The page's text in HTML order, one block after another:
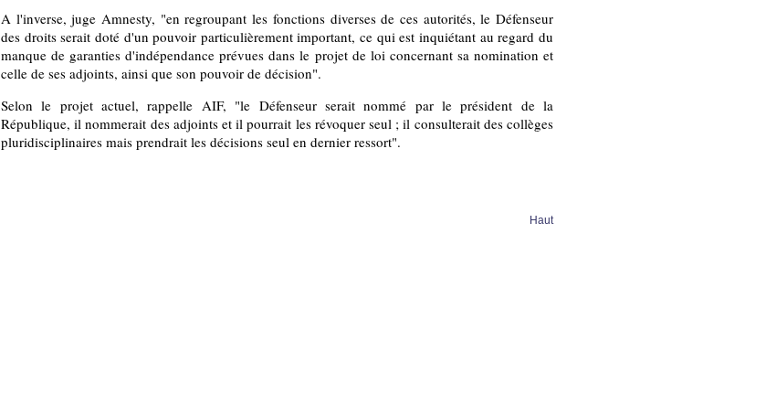
A l'inverse, juge Amnesty, "en regroupant les fonctions diverses de ces autorités, le Défenseur
des droits serait doté d'un pouvoir particulièrement important, ce qui est inquiétant au regard du
manque de garanties d'indépendance prévues dans le projet de loi concernant sa nomination et
celle de ses adjoints, ainsi que son pouvoir de décision".
Selon le projet actuel, rappelle AIF, "le Défenseur serait nommé par le président de la
République, il nommerait des adjoints et il pourrait les révoquer seul ; il consulterait des collèges
pluridisciplinaires mais prendrait les décisions seul en dernier ressort".
Haut